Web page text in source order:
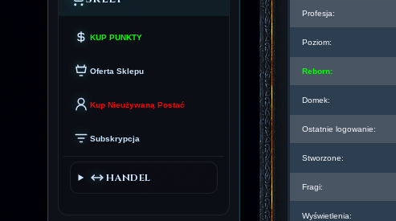
KUP PUNKTY
Oferta Sklepu
Kup Nieużywaną Postać
Subskrypcja
HANDEL
Profesja:
Poziom:
Reborn:
Domek:
Ostatnie logowanie:
Stworzone:
Fragi:
Wyświetlenia: